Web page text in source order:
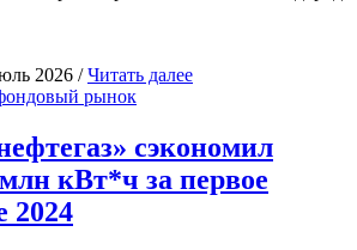
2026 /Читать далее
рынок
сэкономил
кВт*ч за первое
2024